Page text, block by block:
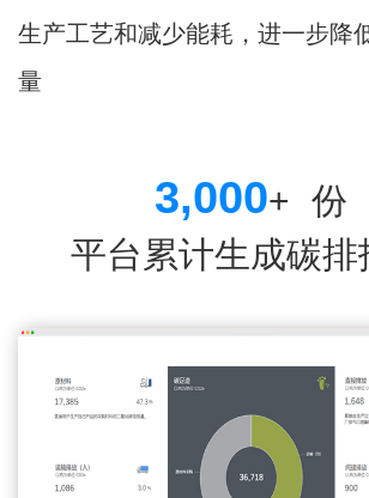
生产工艺和减少能耗，进一步降
量
3,000+
份
平台累计生成碳排